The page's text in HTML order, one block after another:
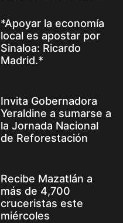
*Apoyar la economía
local es apostar por
Sinaloa: Ricardo
Madrid.*
Invita Gobernadora
Yeraldine a sumarse a
la Jornada Nacional
de Reforestación
Recibe Mazatlán a
más de 4,700
cruceristas este
miércoles